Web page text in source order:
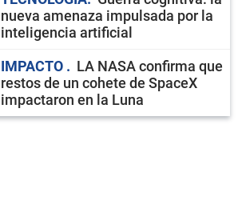
nueva amenaza impulsada por la
inteligencia artificial
IMPACTO
LA NASA confirma que
restos de un cohete de SpaceX
impactaron en la Luna